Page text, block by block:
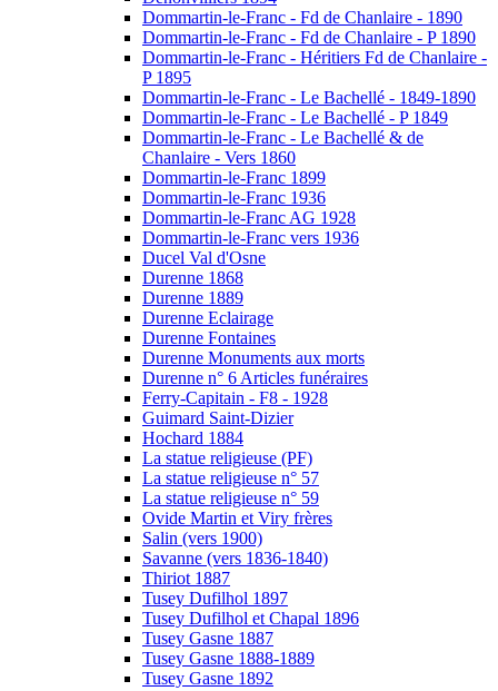
Dommartin-le-Franc - Fd de Chanlaire - 1890
Dommartin-le-Franc - Fd de Chanlaire - P 1890
Dommartin-le-Franc - Héritiers Fd de Chanlaire -
P 1895
Dommartin-le-Franc - Le Bachellé - 1849-1890
Dommartin-le-Franc - Le Bachellé - P 1849
Dommartin-le-Franc - Le Bachellé & de
Chanlaire - Vers 1860
Dommartin-le-Franc 1899
Dommartin-le-Franc 1936
Dommartin-le-Franc AG 1928
Dommartin-le-Franc vers 1936
Ducel Val d'Osne
Durenne 1868
Durenne 1889
Durenne Eclairage
Durenne Fontaines
Durenne Monuments aux morts
Durenne n° 6 Articles funéraires
Ferry-Capitain - F8 - 1928
Guimard Saint-Dizier
Hochard 1884
La statue religieuse (PF)
La statue religieuse n° 57
La statue religieuse n° 59
Ovide Martin et Viry frères
Salin (vers 1900)
Savanne (vers 1836-1840)
Thiriot 1887
Tusey Dufilhol 1897
Tusey Dufilhol et Chapal 1896
Tusey Gasne 1887
Tusey Gasne 1888-1889
Tusey Gasne 1892